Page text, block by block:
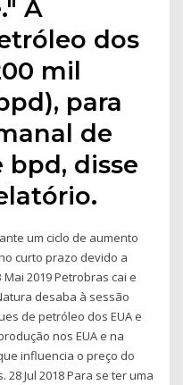
A
dos
mil
para
de
bpd, disse
um ciclo de aumento
curto prazo devido a
2019 Petrobras cai e
desaba à sessão
de petróleo dos EUA e
nos EUA e na
influencia o preço do
Jul 2018 Para se ter uma